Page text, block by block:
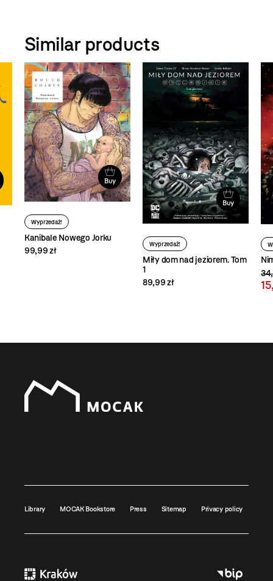
Similar products
Buy
Wyprzedaż!
Kanibale Nowego Jorku
99,99 zł
Buy
Wyprzedaż!
Miły dom nad jeziorem. Tom
1
89,99 zł
Library MOCAK Bookstore Press Sitemap Privacy policy